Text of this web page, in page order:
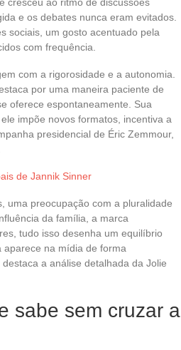
e os debates nunca eram evitados.
sociais, um gosto acentuado pela
com frequência.
com a rigorosidade e a autonomia.
por uma maneira paciente de
oferece espontaneamente. Sua
impõe novos formatos, incentiva a
presidencial de Éric Zemmour,
de Jannik Sinner
uma preocupação com a pluralidade
da família, a marca
tudo isso desenha um equilíbrio
aparece na mídia de forma
a análise detalhada da Jolie
sabe sem cruzar a